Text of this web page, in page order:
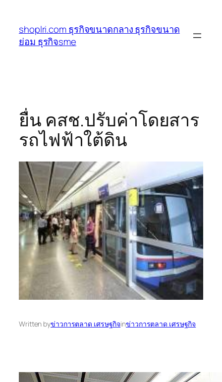
เนื้อหา
shoplri.com ธุรกิจขนาดกลาง ธุรกิจขนาด
ย่อม ธุรกิจsme
ยื่น คสช.ปรับค่าโดยสาร
รถไฟฟ้าใต้ดิน
Written byข่าวการตลาด เศรษฐกิจinข่าวการตลาด เศรษฐกิจ